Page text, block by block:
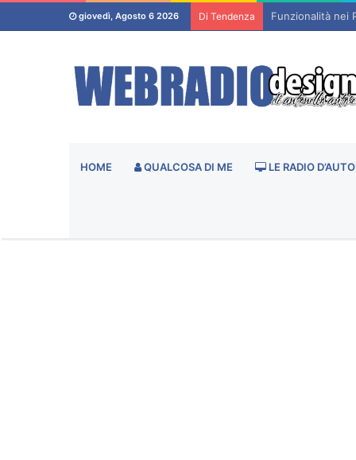
giovedì, Agosto 6 2026 Di Tendenza Funzionalità nei
HOME QUALCOSA DI ME LE RADIO